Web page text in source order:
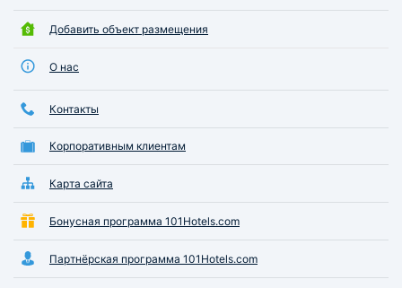
Добавить объект размещения
О нас
Контакты
Корпоративным клиентам
Карта сайта
Бонусная программа 101Hotels.com
Партнёрская программа 101Hotels.com